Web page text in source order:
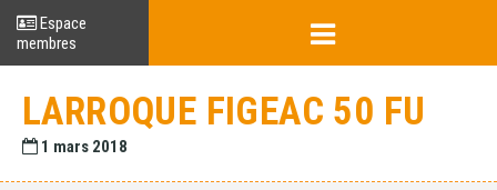
Espace
membres
LARROQUE FIGEAC 50 FU
1 mars 2018